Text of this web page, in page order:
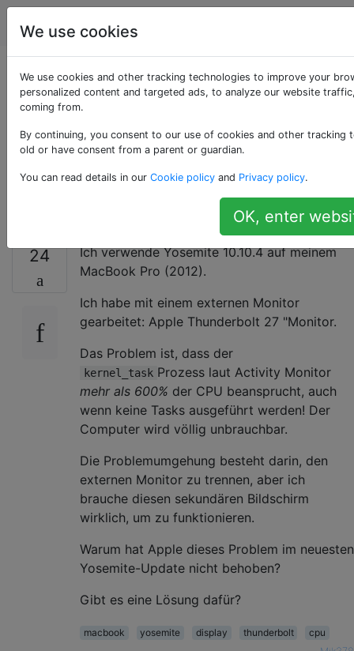
Apple
Die CPU-Auslastung
ist bei Yosemite und
einem externen
Monitor zu hoch
24
Ich verwende Yosemite 10.10.4 auf meinem
MacBook Pro (2012).
Ich habe mit einem externen Monitor
gearbeitet: Apple Thunderbolt 27 "Monitor.
Das Problem ist, dass der
kernel_task Prozess laut Activity Monitor
mehr als 600% der CPU beansprucht, auch
wenn keine Tasks ausgeführt werden! Der
Computer wird völlig unbrauchbar.
Die Problemumgehung besteht darin, den
externen Monitor zu trennen, aber ich
brauche diesen sekundären Bildschirm
wirklich, um zu funktionieren.
Warum hat Apple dieses Problem im neuesten
Yosemite-Update nicht behoben?
Gibt es eine Lösung dafür?
macbook yosemite display thunderbolt
cpu
We use cookies
We use cookies and other tracking technologies to improve your
personalized content and targeted ads, to analyze our website
coming from.
By continuing, you consent to our use of cookies and other tracking
old or have consent from a parent or guardian.
You can read details in our Cookie policy and Privacy policy.
OK, enter